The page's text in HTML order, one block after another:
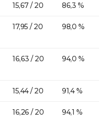
15,67 / 20 86,3 %
17,95 / 20 98,0 %
16,63 / 20 94,0 %
15,44 / 20 91,4 %
16,26 / 20 94,1 %